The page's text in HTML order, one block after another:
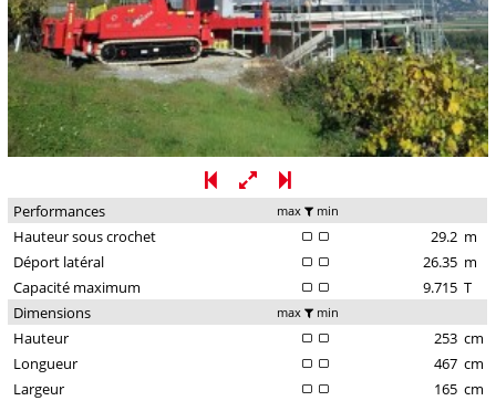
Performances max min
Hauteur sous crochet 29.2 m
Déport latéral
26.35 m
Capacité maximum
9.715 T
Dimensions
max min
Hauteur 253 cm
Longueur
467 cm
Largeur
165 cm